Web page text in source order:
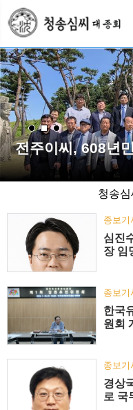
전주이씨, 608년
청송심
종보기
심진
장 임
종보기
한국
원회
종보기
경상
로 국